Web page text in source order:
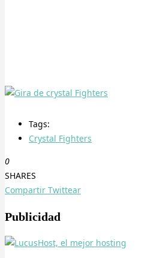
Tags:
Crystal Fighters
0
SHARES
Compartir Twittear
Publicidad